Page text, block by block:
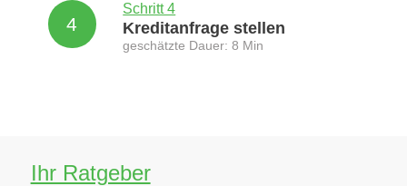
4
Schritt 4
Kreditanfrage stellen
geschätzte Dauer: 8 Min
Ihr Ratgeber